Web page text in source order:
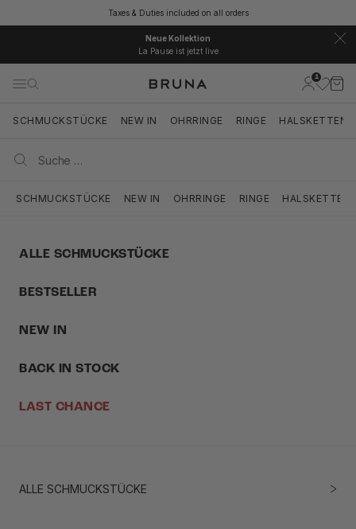
Taxes & Duties included on all orders
Neue Kollektion
La Pause ist jetzt live
BRUNA
Navigationsmenü öffnen
Suche öffnen
1
Suche
SCHMUCKSTÜCKE NEW IN OHRRINGE RINGE HALSKETTEN
SCHMUCKSTÜCKE NEW IN OHRRINGE RINGE HALSKETTEN
ALLE SCHMUCKSTÜCKE
BESTSELLER
NEW IN
BACK IN STOCK
LAST CHANCE
ALLE SCHMUCKSTÜCKE